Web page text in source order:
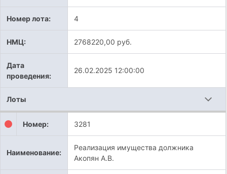
Номер лота: 4
НМЦ: 2768220,00 руб.
Дата
проведения:
26.02.2025 12:00:00
Лоты
Номер: 3281
Наименование:
Реализация имущества должника
Акопян А.В.